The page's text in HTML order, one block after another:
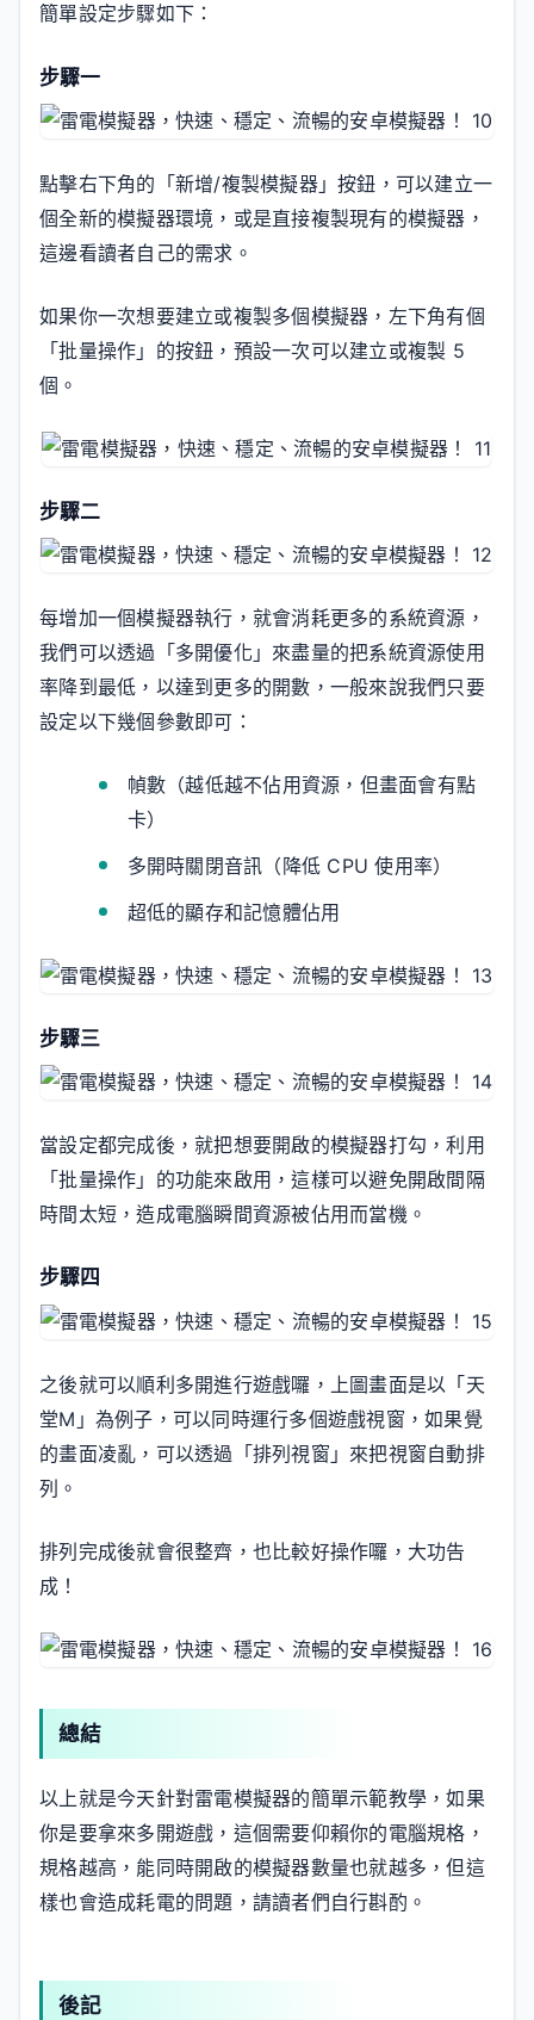
簡單設定步驟如下：
步驟一
點擊右下角的「新增/複製模擬器」按鈕，可以建立一
個全新的模擬器環境，或是直接複製現有的模擬器，
這邊看讀者自己的需求。
如果你一次想要建立或複製多個模擬器，左下角有個
「批量操作」的按鈕，預設一次可以建立或複製 5
個。
步驟二
每增加一個模擬器執行，就會消耗更多的系統資源，
我們可以透過「多開優化」來盡量的把系統資源使用
率降到最低，以達到更多的開數，一般來說我們只要
設定以下幾個參數即可：
幀數（越低越不佔用資源，但畫面會有點
卡）
多開時關閉音訊（降低 CPU 使用率）
超低的顯存和記憶體佔用
步驟三
當設定都完成後，就把想要開啟的模擬器打勾，利用
「批量操作」的功能來啟用，這樣可以避免開啟間隔
時間太短，造成電腦瞬間資源被佔用而當機。
步驟四
之後就可以順利多開進行遊戲囉，上圖畫面是以「天
堂M」為例子，可以同時運行多個遊戲視窗，如果覺
的畫面凌亂，可以透過「排列視窗」來把視窗自動排
列。
排列完成後就會很整齊，也比較好操作囉，大功告
成！
總結
以上就是今天針對雷電模擬器的簡單示範教學，如果
你是要拿來多開遊戲，這個需要仰賴你的電腦規格，
規格越高，能同時開啟的模擬器數量也就越多，但這
樣也會造成耗電的問題，請讀者們自行斟酌。
後記